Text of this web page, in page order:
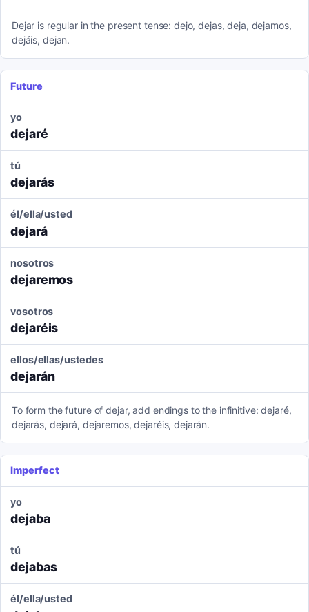
Dejar is regular in the present tense: dejo, dejas, deja, dejamos,
dejáis, dejan.
Future
yo
dejaré
tú
dejarás
él/ella/usted
dejará
nosotros
dejaremos
vosotros
dejaréis
ellos/ellas/ustedes
dejarán
To form the future of dejar, add endings to the infinitive: dejaré,
dejarás, dejará, dejaremos, dejaréis, dejarán.
Imperfect
yo
dejaba
tú
dejabas
él/ella/usted